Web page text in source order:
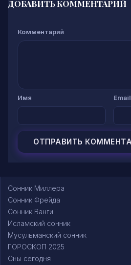
ДОБАВИТЬ КОММЕНТАРИЙ
Комментарий
Имя Email
Сонник Миллера
Сонник Фрейда
Сонник Ванги
Исламский сонник
Мусульманский сонник
ГОРОСКОП 2025
Сны сегодня